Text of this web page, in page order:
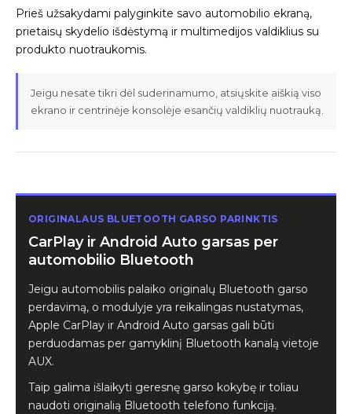
Prieš užsakydami palyginkite savo automobilio ekraną,
prietaisų skydelio išdėstymą ir multimedijos valdiklius su
produkto nuotraukomis.
Jeigu nesate tikri dėl suderinamumo, atsiųskite aiškią viso
ekrano ir centrinėje konsolėje esančių valdiklių nuotrauką.
ORIGINALAUS BLUETOOTH GARSO PARINKTIS
CarPlay ir Android Auto garsas per
automobilio Bluetooth
Jeigu automobilis palaiko originalų Bluetooth garso
perdavimą, o modulyje yra reikalingas nustatymas,
Apple CarPlay ir Android Auto garsas gali būti
perduodamas per gamyklinį Bluetooth kanalą vietoje
AUX.
Taip galima išlaikyti geresnę garso kokybę ir toliau
naudoti originalią Bluetooth telefono funkciją.